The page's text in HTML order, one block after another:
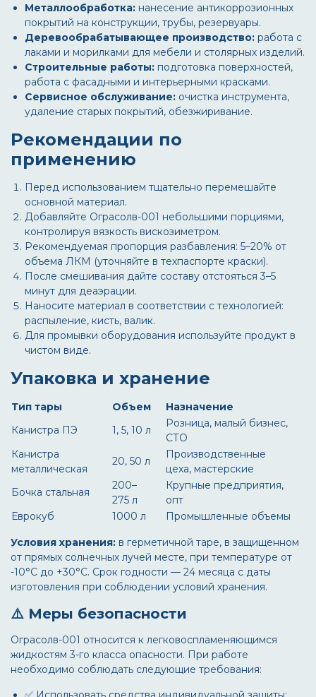
Металлообработка: нанесение антикоррозионных
покрытий на конструкции, трубы, резервуары.
Деревообрабатывающее производство: работа с
лаками и морилками для мебели и столярных изделий.
Строительные работы: подготовка поверхностей,
работа с фасадными и интерьерными красками.
Сервисное обслуживание: очистка инструмента,
удаление старых покрытий, обезжиривание.
Рекомендации по
применению
Перед использованием тщательно перемешайте
основной материал.
Добавляйте Ограсолв-001 небольшими порциями,
контролируя вязкость вискозиметром.
Рекомендуемая пропорция разбавления: 5–20% от
объема ЛКМ (уточняйте в техпаспорте краски).
После смешивания дайте составу отстояться 3–5
минут для деаэрации.
Наносите материал в соответствии с технологией:
распыление, кисть, валик.
Для промывки оборудования используйте продукт в
чистом виде.
Упаковка и хранение
Тип тары Объем
Назначение
Канистра ПЭ
1, 5, 10 л
Розница, малый бизнес,
СТО
Канистра
металлическая
20, 50 л
Производственные
цеха, мастерские
Бочка стальная
200–
275 л
Крупные предприятия,
опт
Еврокуб
1000 л Промышленные объемы
Условия хранения: в герметичной таре, в защищенном
от прямых солнечных лучей месте, при температуре от
-10°C до +30°C. Срок годности — 24 месяца с даты
изготовления при соблюдении условий хранения.
⚠️ Меры безопасности
Ограсолв-001 относится к легковоспламеняющимся
жидкостям 3-го класса опасности. При работе
необходимо соблюдать следующие требования: